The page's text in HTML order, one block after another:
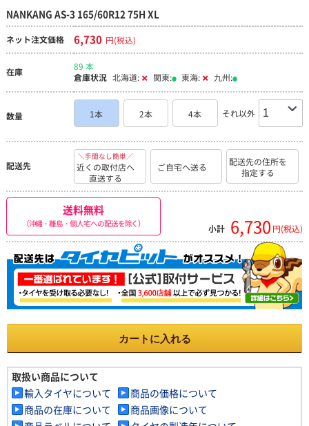
NANKANG AS-3 165/60R12 75H XL
ネット注文価格 6,730 円(税込)
在庫
89 本
倉庫状況 北海道: 関東: 東海: 九州:
数量 1本 2本 4本 それ以外
配送先
＼手間なし簡単／
近くの取付店へ
直送する
ご自宅へ送る
配送先の住所を
指定する
送料無料
（沖縄・離島・個人宅への配送を除く） 小計 6,730 円(税込)
カートに入れる
取扱い商品について
輸入タイヤについて
商品の価格について
商品の在庫について
商品画像について